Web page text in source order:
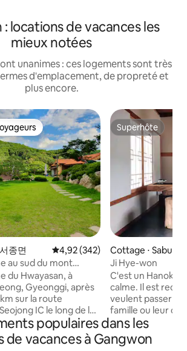
locations de vacances les
mieux notées
unanimes : ces logements sont très
d'emplacement, de propreté et
plus encore.
종면 Évaluation moyenne sur la
4,92 (342)
au sud du mont
de Seoul Walkerhill,
avec annexe pour les
du Hwayasan, à
Gyeonggi, après
sur la route
IC le long de la
puis monté sur le
la route en
à la
Superhôte
Superhôte
Cottage ⋅ Sabuk-
uncheon
Ji Hye-won
C'est un Hanok
calme. Il est
veulent passer
famille ou leur
besoin d'une
un endroit
journée, vous
populaires dans les
de vacances à Gangwon